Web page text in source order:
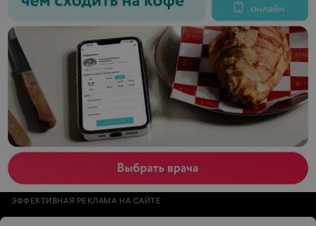
ЭФФЕКТИВНАЯ РЕКЛАМА НА САЙТЕ